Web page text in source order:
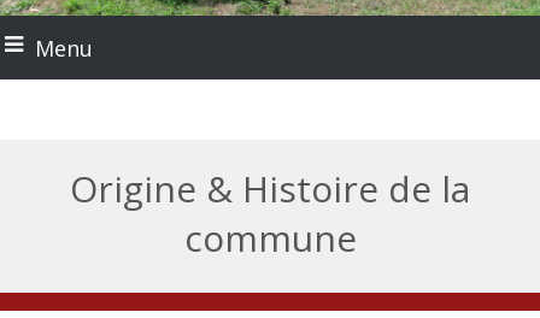
Menu
Origine & Histoire de la
commune